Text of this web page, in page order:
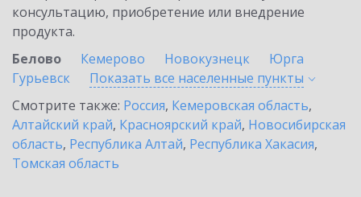
консультацию, приобретение или внедрение
продукта.
Белово
Кемерово Новокузнецк
Юрга
Гурьевск
Показать все населенные пункты
Смотрите также: Россия, Кемеровская область,
Алтайский край, Красноярский край, Новосибирская
область, Республика Алтай, Республика Хакасия,
Томская область